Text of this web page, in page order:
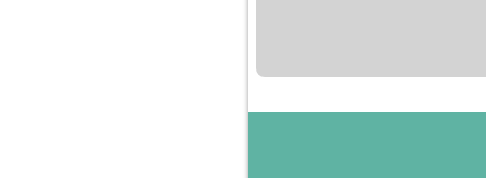
pentru bani.